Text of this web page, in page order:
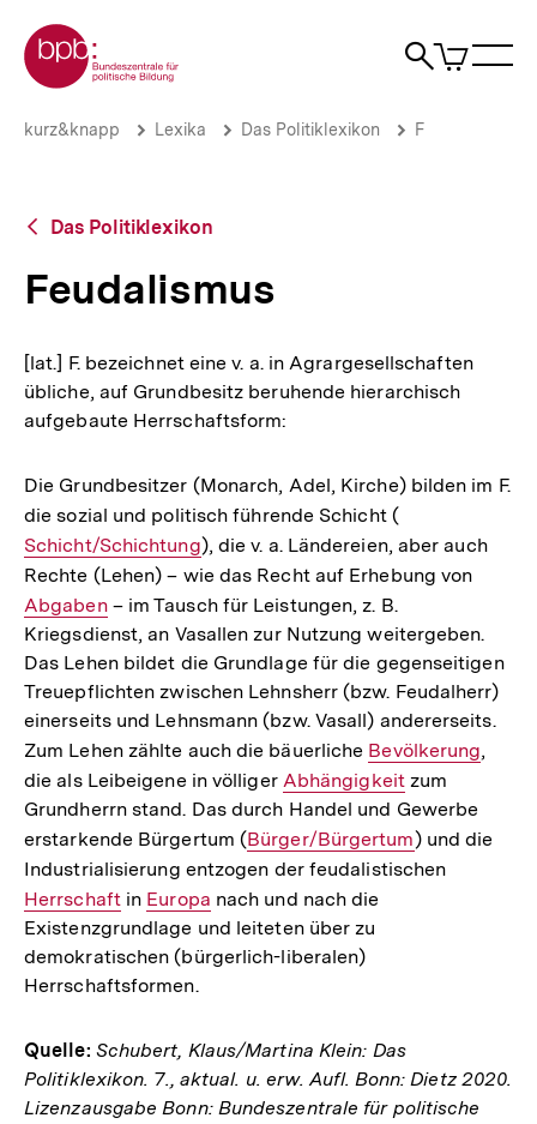
zum
Seiteninhalt
springen
Zur Startseite der bpb
Suche
Artikel
im
Feudalismus
Brotkrümelnavigation
Pfadnavigation
kurz&knapp Lexika Das Politiklexikon F
Zurück
Übersicht
Das Politiklexikon
Feudalismus
[lat.] F. bezeichnet eine v. a. in Agrargesellschaften
übliche, auf Grundbesitz beruhende hierarchisch
aufgebaute Herrschaftsform:
Die Grundbesitzer (Monarch, Adel, Kirche) bilden im F.
die sozial und politisch führende Schicht (Interner
Link:
Schicht/Schichtung), die v. a. Ländereien, aber auch
Rechte (Lehen) – wie das Recht auf Erhebung von
Abgaben– im Tausch für Leistungen, z. B.
Kriegsdienst, an Vasallen zur Nutzung weitergeben.
Das Lehen bildet die Grundlage für die gegenseitigen
Treuepflichten zwischen Lehnsherr (bzw. Feudalherr)
einerseits und Lehnsmann (bzw. Vasall) andererseits.
Zum Lehen zählte auch die bäuerliche Interner
Link:
Bevölkerung,
die als Leibeigene in völliger Interner
Link:
Abhängigkeitzum
Grundherrn stand. Das durch Handel und Gewerbe
erstarkende Bürgertum (Interner
Link:
Bürger/Bürgertum) und die
Industrialisierung entzogen der feudalistischen
Herrschaftin Interner
Link:
Europa nach und nach die
Existenzgrundlage und leiteten über zu
demokratischen (bürgerlich-liberalen)
Herrschaftsformen.
Quelle: Schubert, Klaus/Martina Klein: Das
Politiklexikon. 7., aktual. u. erw. Aufl. Bonn: Dietz 2020.
Lizenzausgabe Bonn: Bundeszentrale für politische